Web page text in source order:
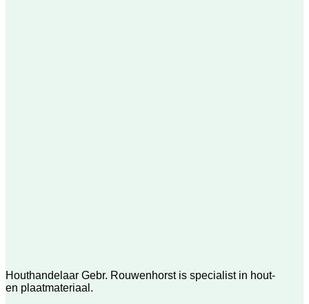
Houthandelaar Gebr. Rouwenhorst is specialist in hout-
en plaatmateriaal.